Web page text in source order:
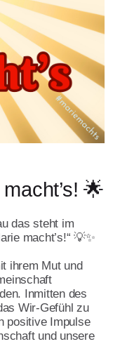
für AWO
Preis
Armut
🌟
das steht im
macht’s!“ 💡✨
ihrem Mut und
Inmitten des
Wir-Gefühl zu
positive Impulse
und unsere